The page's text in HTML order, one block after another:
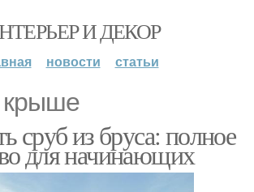
И ДЕКОР
новости статьи
крыше
сруб из бруса: полное
для начинающих